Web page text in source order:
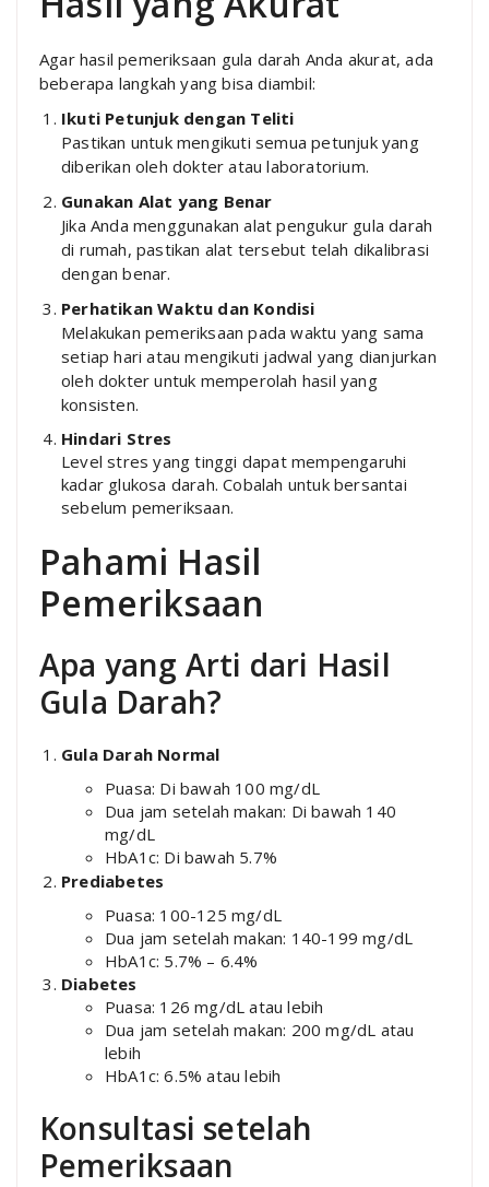
Agar hasil pemeriksaan gula darah Anda akurat, ada
beberapa langkah yang bisa diambil:
Ikuti Petunjuk dengan Teliti
Pastikan untuk mengikuti semua petunjuk yang
diberikan oleh dokter atau laboratorium.
Gunakan Alat yang Benar
Jika Anda menggunakan alat pengukur gula darah
di rumah, pastikan alat tersebut telah dikalibrasi
dengan benar.
Perhatikan Waktu dan Kondisi
Melakukan pemeriksaan pada waktu yang sama
setiap hari atau mengikuti jadwal yang dianjurkan
oleh dokter untuk memperolah hasil yang
konsisten.
Hindari Stres
Level stres yang tinggi dapat mempengaruhi
kadar glukosa darah. Cobalah untuk bersantai
sebelum pemeriksaan.
Pahami Hasil
Pemeriksaan
Apa yang Arti dari Hasil
Gula Darah?
Gula Darah Normal
Puasa: Di bawah 100 mg/dL
Dua jam setelah makan: Di bawah 140
mg/dL
HbA1c: Di bawah 5.7%
Prediabetes
Puasa: 100-125 mg/dL
Dua jam setelah makan: 140-199 mg/dL
HbA1c: 5.7% – 6.4%
Diabetes
Puasa: 126 mg/dL atau lebih
Dua jam setelah makan: 200 mg/dL atau
lebih
HbA1c: 6.5% atau lebih
Konsultasi setelah
Pemeriksaan